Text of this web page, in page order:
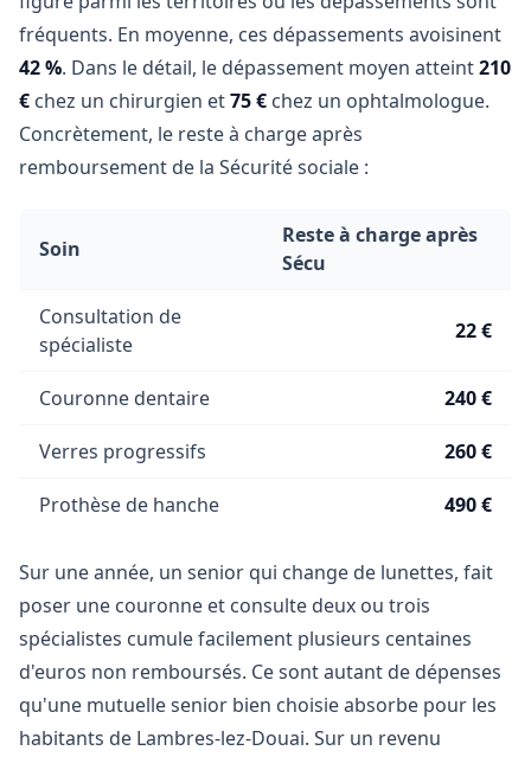
fréquents. En moyenne, ces dépassements avoisinent
42 %. Dans le détail, le dépassement moyen atteint210
€ chez un chirurgien et75 € chez un ophtalmologue.
Concrètement, le reste à charge après
remboursement de la Sécurité sociale :
Soin
Reste à charge après
Sécu
Consultation de
spécialiste
22 €
Couronne dentaire 240 €
Verres progressifs 260 €
Prothèse de hanche 490 €
Sur une année, un senior qui change de lunettes, fait
poser une couronne et consulte deux ou trois
spécialistes cumule facilement plusieurs centaines
d'euros non remboursés. Ce sont autant de dépenses
qu'une mutuelle senior bien choisie absorbe pour les
habitants de Lambres-lez-Douai. Sur un revenu